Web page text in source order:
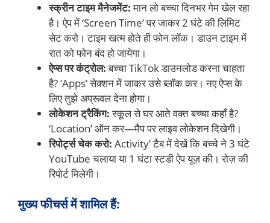
स्क्रीन टाइम मैनेजमेंट:मान लो बच्चा दिनभर गेम खेल रहा
है। ऐप में ‘Screen Time’ पर जाकर 2 घंटे की लिमिट
सेट करो। टाइम खत्म होते ही फोन लॉक। डाउन टाइम में
रात को फोन बंद हो जायेगा।
ऐप्स पर कंट्रोल:बच्चा TikTok डाउनलोड करना चाहता
है? ‘Apps’ सेक्शन में जाकर उसे ब्लॉक कर। नए ऐप्स के
लिए तुझे अप्रूवल देना होगा।
लोकेशन ट्रैकिंग:स्कूल से घर आते वक्त बच्चा कहाँ है?
‘Location’ ऑन कर—मैप पर लाइव लोकेशन दिखेगी।
रिपोर्ट्स चेक करो: Activity’ टैब में देखें कि बच्चे ने 3 घंटे
YouTube चलाया या 1 घंटा स्टडी ऐप यूज़ की। रोज़ की
रिपोर्ट मिलेगी।
मुख्य फीचर्स में शामिल हैं: